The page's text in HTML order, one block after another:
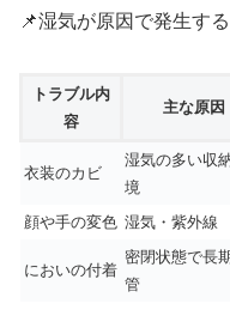
📌湿気が原因で発生す
トラブル内
容
主な原因
衣装のカビ
湿気の多い収
境
顔や手の変色 湿気・紫外線
においの付着
密閉状態で長
管